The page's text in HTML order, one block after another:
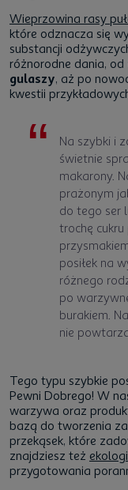
Wieprzowina rasy
które odznacza się
substancji
różnorodne dania, od
gulaszy, aż po
kwestii
Na szybki i
świetnie
makarony.
prażonym
do tego ser
trochę
posiłek na
różnego
po
burakiem.
nie
Tego typu szybkie
Pewni Dobrego! W
warzywa oraz
bazą do tworzenia
przekąsek, które
znajdziesz też
przygotowania